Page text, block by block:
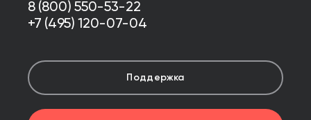
8 (800) 550-53-22
+7 (495) 120-07-04
Поддержка